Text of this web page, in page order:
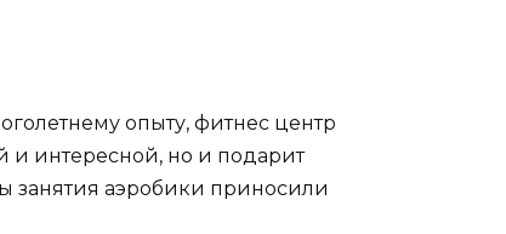
опыту, фитнес центр
и интересной, но и подарит
занятия аэробики приносили